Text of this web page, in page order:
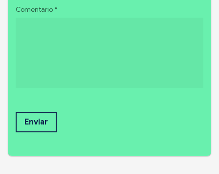
Comentario *
Enviar